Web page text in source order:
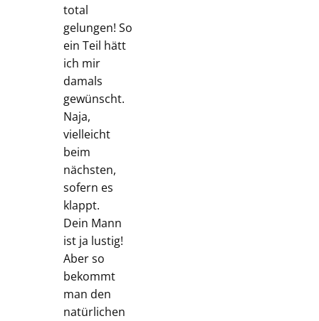
total
gelungen! So
ein Teil hätt
ich mir
damals
gewünscht.
Naja,
vielleicht
beim
nächsten,
sofern es
klappt.
Dein Mann
ist ja lustig!
Aber so
bekommt
man den
natürlichen